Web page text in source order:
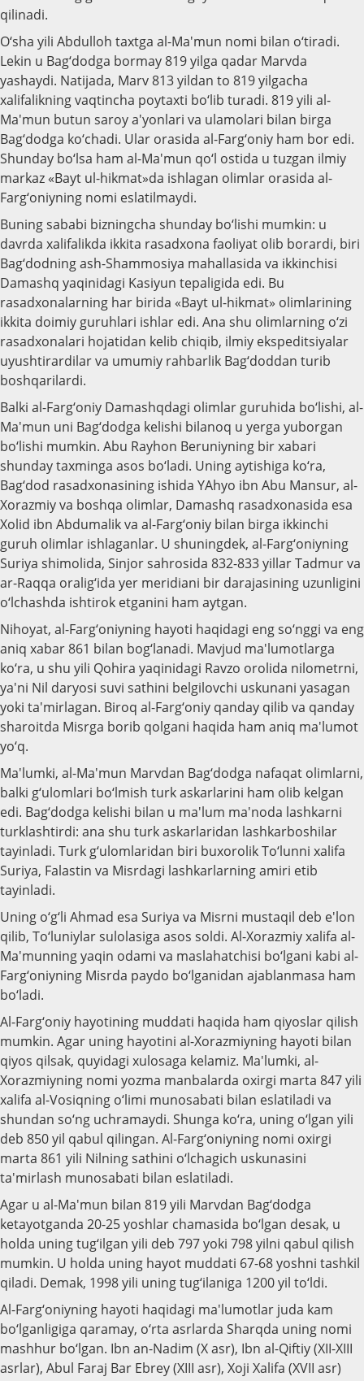
qilinadi.
O‘sha yili Abdulloh taxtga al-Ma'mun nomi bilan o‘tiradi.
Lekin u Bag‘dodga bormay 819 yilga qadar Marvda
yashaydi. Natijada, Marv 813 yildan to 819 yilgacha
xalifalikning vaqtincha poytaxti bo‘lib turadi. 819 yili al-
Ma'mun butun saroy a'yonlari va ulamolari bilan birga
Bag‘dodga ko‘chadi. Ular orasida al-Farg‘oniy ham bor edi.
Shunday bo‘lsa ham al-Ma'mun qo‘l ostida u tuzgan ilmiy
markaz «Bayt ul-hikmat»da ishlagan olimlar orasida al-
Farg‘oniyning nomi eslatilmaydi.
Buning sababi bizningcha shunday bo‘lishi mumkin: u
davrda xalifalikda ikkita rasadxona faoliyat olib borardi, biri
Bag‘dodning ash-Shammosiya mahallasida va ikkinchisi
Damashq yaqinidagi Kasiyun tepaligida edi. Bu
rasadxonalarning har birida «Bayt ul-hikmat» olimlarining
ikkita doimiy guruhlari ishlar edi. Ana shu olimlarning o‘zi
rasadxonalari hojatidan kelib chiqib, ilmiy ekspeditsiyalar
uyushtirardilar va umumiy rahbarlik Bag‘doddan turib
boshqarilardi.
Balki al-Farg‘oniy Damashqdagi olimlar guruhida bo‘lishi, al-
Ma'mun uni Bag‘dodga kelishi bilanoq u yerga yuborgan
bo‘lishi mumkin. Abu Rayhon Beruniyning bir xabari
shunday taxminga asos bo‘ladi. Uning aytishiga ko‘ra,
Bag‘dod rasadxonasining ishida YAhyo ibn Abu Mansur, al-
Xorazmiy va boshqa olimlar, Damashq rasadxonasida esa
Xolid ibn Abdumalik va al-Farg‘oniy bilan birga ikkinchi
guruh olimlar ishlaganlar. U shuningdek, al-Farg‘oniyning
Suriya shimolida, Sinjor sahrosida 832-833 yillar Tadmur va
ar-Raqqa oralig‘ida yer meridiani bir darajasining uzunligini
o‘lchashda ishtirok etganini ham aytgan.
Nihoyat, al-Farg‘oniyning hayoti haqidagi eng so‘nggi va eng
aniq xabar 861 bilan bog‘lanadi. Mavjud ma'lumotlarga
ko‘ra, u shu yili Qohira yaqinidagi Ravzo orolida nilometrni,
ya'ni Nil daryosi suvi sathini belgilovchi uskunani yasagan
yoki ta'mirlagan. Biroq al-Farg‘oniy qanday qilib va qanday
sharoitda Misrga borib qolgani haqida ham aniq ma'lumot
yo‘q.
Ma'lumki, al-Ma'mun Marvdan Bag‘dodga nafaqat olimlarni,
balki g‘ulomlari bo‘lmish turk askarlarini ham olib kelgan
edi. Bag‘dodga kelishi bilan u ma'lum ma'noda lashkarni
turklashtirdi: ana shu turk askarlaridan lashkarboshilar
tayinladi. Turk g‘ulomlaridan biri buxorolik To‘lunni xalifa
Suriya, Falastin va Misrdagi lashkarlarning amiri etib
tayinladi.
Uning o‘g‘li Ahmad esa Suriya va Misrni mustaqil deb e'lon
qilib, To‘luniylar sulolasiga asos soldi. Al-Xorazmiy xalifa al-
Ma'munning yaqin odami va maslahatchisi bo‘lgani kabi al-
Farg‘oniyning Misrda paydo bo‘lganidan ajablanmasa ham
bo‘ladi.
Al-Farg‘oniy hayotining muddati haqida ham qiyoslar qilish
mumkin. Agar uning hayotini al-Xorazmiyning hayoti bilan
qiyos qilsak, quyidagi xulosaga kelamiz. Ma'lumki, al-
Xorazmiyning nomi yozma manbalarda oxirgi marta 847 yili
xalifa al-Vosiqning o‘limi munosabati bilan eslatiladi va
shundan so‘ng uchramaydi. Shunga ko‘ra, uning o‘lgan yili
deb 850 yil qabul qilingan. Al-Farg‘oniyning nomi oxirgi
marta 861 yili Nilning sathini o‘lchagich uskunasini
ta'mirlash munosabati bilan eslatiladi.
Agar u al-Ma'mun bilan 819 yili Marvdan Bag‘dodga
ketayotganda 20-25 yoshlar chamasida bo‘lgan desak, u
holda uning tug‘ilgan yili deb 797 yoki 798 yilni qabul qilish
mumkin. U holda uning hayot muddati 67-68 yoshni tashkil
qiladi. Demak, 1998 yili uning tug‘ilaniga 1200 yil to‘ldi.
Al-Farg‘oniyning hayoti haqidagi ma'lumotlar juda kam
bo‘lganligiga qaramay, o‘rta asrlarda Sharqda uning nomi
mashhur bo‘lgan. Ibn an-Nadim (X asr), Ibn al-Qiftiy (XII-XIII
asrlar), Abul Faraj Bar Ebrey (XIII asr), Xoji Xalifa (XVII asr)